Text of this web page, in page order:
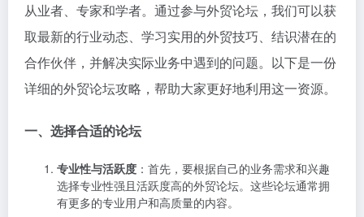
从业者、专家和学者。通过参与外贸论坛，我们可以获
取最新的行业动态、学习实用的外贸技巧、结识潜在的
合作伙伴，并解决实际业务中遇到的问题。以下是一份
详细的外贸论坛攻略，帮助大家更好地利用这一资源。
一、选择合适的论坛
专业性与活跃度 ：首先，要根据自己的业务需求和兴趣
选择专业性强且活跃度高的外贸论坛。这些论坛通常拥
有更多的专业用户和高质量的内容。